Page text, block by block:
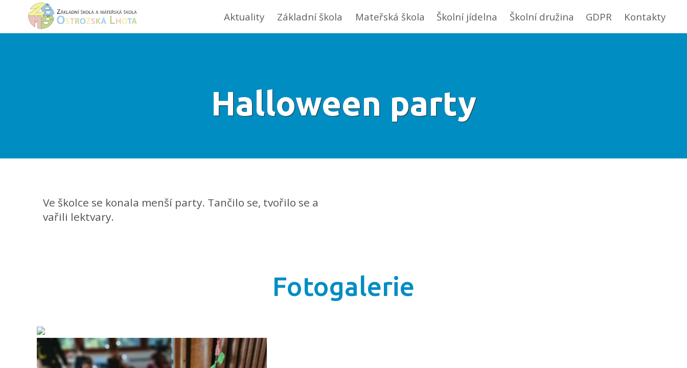
Aktuality Základní škola Mateřská škola Školní jídelna Školní družina GDPR Kontakty
Halloween party
Ve školce se konala menší party. Tančilo se, tvořilo se a
vařili lektvary.
Fotogalerie